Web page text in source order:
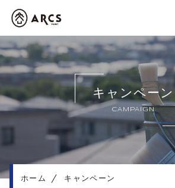
ホーム
当社について
キャンペーン
施工メニュー
施工実績
外壁塗装工事の流れ
キャンペーン
CAMPAIGN
ホーム キャンペーン